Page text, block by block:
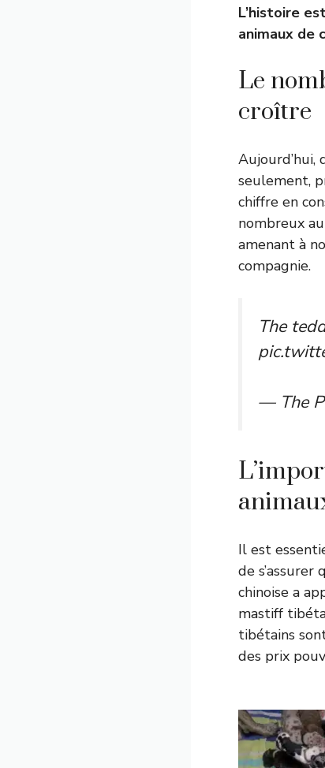
L’histoire
animaux de
Le
croître
Aujourd’hui,
seulement,
chiffre en
nombreux
amenant à
compagnie.
The
— The
Il est
de
chinoise a
mastiff
tibétains
des prix